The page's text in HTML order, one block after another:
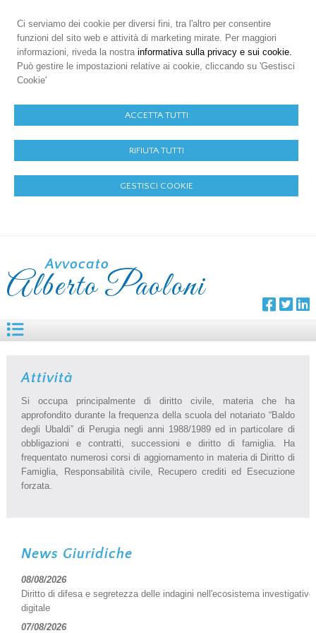
Ci serviamo dei cookie per diversi fini, tra l'altro per consentire
funzioni del sito web e attività di marketing mirate. Per maggiori
informazioni, riveda la nostrainformativa sulla privacy e sui cookie.
Può gestire le impostazioni relative ai cookie, cliccando su 'Gestisci
Cookie'
ACCETTA TUTTI
RIFIUTA TUTTI
GESTISCI COOKIE
Avvocato
Alberto Paoloni
Attività
Si occupa principalmente di diritto civile, materia che ha
approfondito durante la frequenza della scuola del notariato “Baldo
degli Ubaldi” di Perugia negli anni 1988/1989 ed in particolare di
obbligazioni e contratti, successioni e diritto di famiglia. Ha
frequentato numerosi corsi di aggiornamento in materia di Diritto di
Famiglia, Responsabilità civile, Recupero crediti ed Esecuzione
forzata.
News Giuridiche
08/08/2026
Diritto di difesa e segretezza delle indagini nell'ecosistema investigativo
digitale
07/08/2026